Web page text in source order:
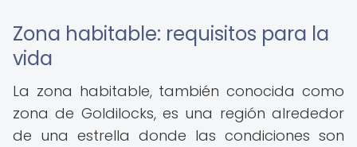
Zona habitable: requisitos para la
vida
La zona habitable, también conocida como
zona de Goldilocks, es una región alrededor
de una estrella donde las condiciones son